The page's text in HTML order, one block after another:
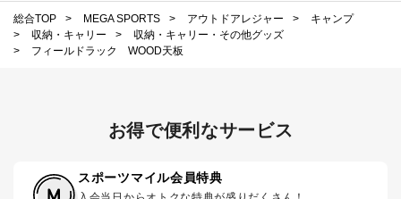
総合TOP > MEGA SPORTS > アウトドアレジャー >
キャンプ
>
収納・キャリー >
収納・キャリー・その他グッズ
>
フィールドラック WOOD天板
お得で便利なサービス
スポーツマイル会員特典